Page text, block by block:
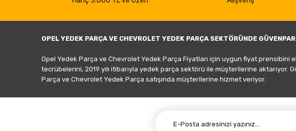
Ürün fiyatı diğer sitelerden daha pahalı.
OPEL YEDEK PARÇA VE CHEVROLET YEDEK PARÇA SEKTÖRÜNDE
Opel Yedek Parça ve Chevrolet Yedek Parça Fiyatları için uygun fiyat prensibini
tecrübelerini, 2019 yılı itibarıyla yedek parça sektörü ile müşterilerine aktarıyor.
Parça ve Chevrolet Yedek Parça satışında müşterilerine hizmet veriyor.